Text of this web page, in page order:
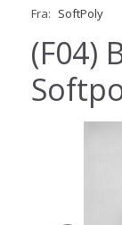
Fra: SoftPoly
(F04)